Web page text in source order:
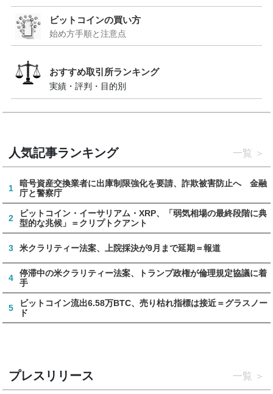
ビットコインの買い方
始め方手順と注意点
おすすめ取引所ランキング
実績・評判・目的別
人気記事ランキング 一覧
1
暗号資産交換業者に出庫制限強化を要請、詐欺被害防止へ 金融
庁と警察庁
2
ビットコイン・イーサリアム・XRP、「弱気相場の最終段階に典
型的な兆候」＝クリプトクアント
3 米クラリティー法案、上院採決が9月まで延期＝報道
4
停滞中の米クラリティー法案、トランプ政権が倫理規定協議に着
手
5
ビットコイン流出6.58万BTC、売り枯れ指標は接近＝グラスノー
ド
プレスリリース 一覧